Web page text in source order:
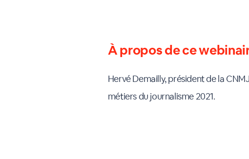
À propos de ce
Hervé Demailly, président de la
métiers du journalisme 2021.